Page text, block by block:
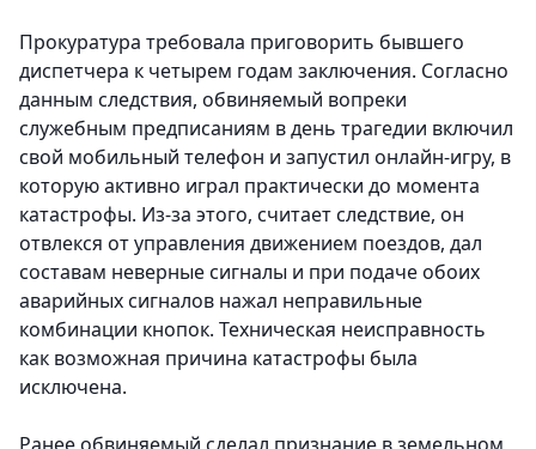
Прокуратура требовала приговорить бывшего
диспетчера к четырем годам заключения. Согласно
данным следствия, обвиняемый вопреки
служебным предписаниям в день трагедии включил
свой мобильный телефон и запустил онлайн-игру, в
которую активно играл практически до момента
катастрофы. Из-за этого, считает следствие, он
отвлекся от управления движением поездов, дал
составам неверные сигналы и при подаче обоих
аварийных сигналов нажал неправильные
комбинации кнопок. Техническая неисправность
как возможная причина катастрофы была
исключена.